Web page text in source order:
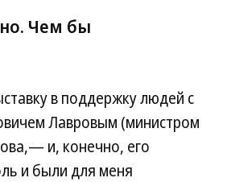
Чем бы
в поддержку людей с
Лавровым (министром
и, конечно, его
и были для меня